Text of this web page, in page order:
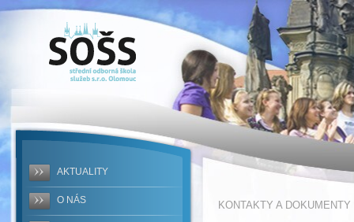
SOŠS -
Výchovný
AKTUALITY
O NÁS KONTAKTY A DOKUMENTY